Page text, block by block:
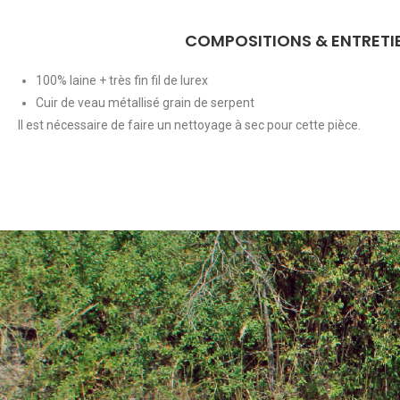
COMPOSITIONS &
100% laine + très fin fil de lurex
Cuir de veau métallisé grain de serpent
Il est nécessaire de faire un nettoyage à sec pour cette pièce.